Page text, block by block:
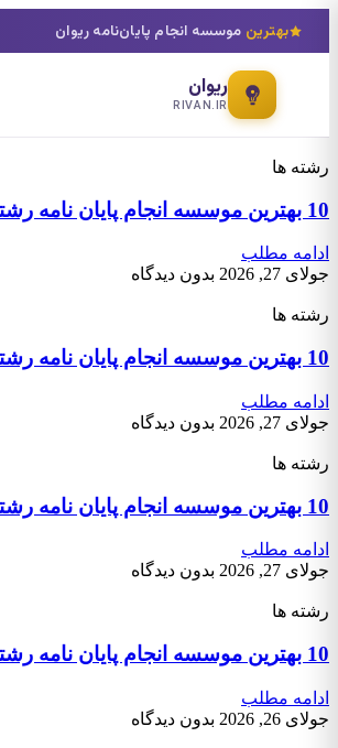
بهترین موسسه انجام پایان‌نامه ریوان
ریوان
RIVAN.IR
رشته ها
10 بهترین موسسه انجام پایان نامه رشته مدیریت موزه
ادامه مطلب
جولای 27, 2026
بدون دیدگاه
رشته ها
10 بهترین موسسه انجام پایان نامه رشته مطالعات موزه
ادامه مطلب
جولای 27, 2026
بدون دیدگاه
رشته ها
10 بهترین موسسه انجام پایان نامه رشته تاریخ هنر ایران اسلامی
ادامه مطلب
جولای 27, 2026
بدون دیدگاه
رشته ها
10 بهترین موسسه انجام پایان نامه رشته نقاشی ایرانی
ادامه مطلب
جولای 26, 2026
بدون دیدگاه